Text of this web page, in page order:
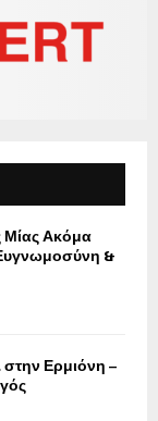
Μίας Ακόμα
&
Ερμιόνη –